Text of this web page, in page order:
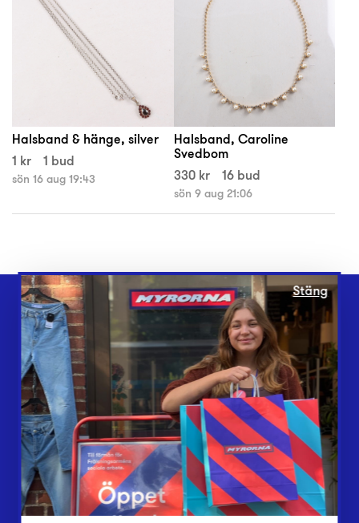
Halsband & hänge, silver
1 kr
1 bud
sön 16 aug 19:43
Halsband, Caroline
Svedbom
330 kr
16 bud
sön 9 aug 21:06
Webbshop
Butiker
Lämna in
Vårt överskott
Inlämningsplatser
Om Myrorna
Lediga jobb
Pressrum
Stäng